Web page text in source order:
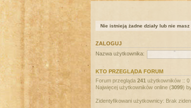
Nie istnieją żadne działy lub nie
ZALOGUJ
Nazwa użytkownika:
KTO PRZEGLĄDA FORUM
Forum przegląda 241 użytkowników :: 0
Najwięcej użytkowników online (3099)
Zidentyfikowani użytkownicy: Brak